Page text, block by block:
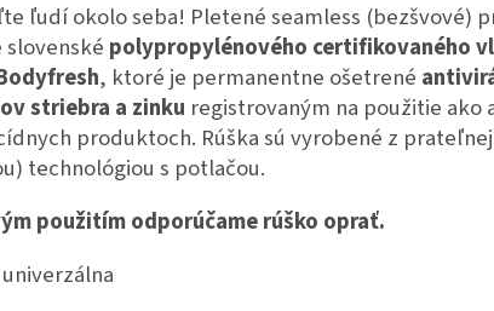
ľudí okolo seba! Pletené seamless (bezšvové)
slovenské polypropylénového certifikovaného
, ktoré je permanentne ošetrené
striebra a zinku registrovaným na použitie
produktoch. Rúška sú vyrobené z
technológiou s potlačou.
použitím odporúčame rúško oprať.
univerzálna